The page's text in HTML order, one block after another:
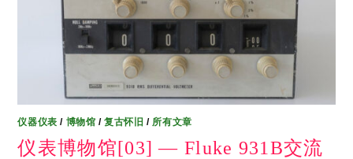
仪器仪表 / 博物馆 /复古怀旧 / 所有文章
仪表博物馆[03] — Fluke 931B交流